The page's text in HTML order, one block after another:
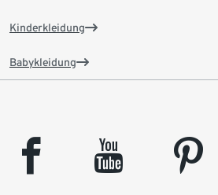
Kinderkleidung
Babykleidung
facebook youtube pinterest